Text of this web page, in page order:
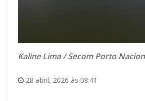
Kaline Lima / Secom Porto
28 abril, 2026 às 08:41